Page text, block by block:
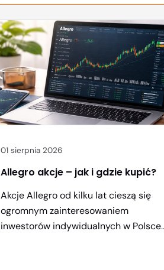
01 sierpnia 2026
Allegro akcje – jak i gdzie kupić?
Akcje Allegro od kilku lat cieszą się
ogromnym zainteresowaniem
inwestorów indywidualnych w Polsce.